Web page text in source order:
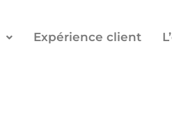
Expérience client